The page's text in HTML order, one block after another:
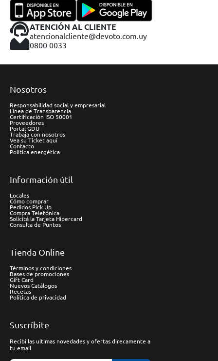
ATENCIÓN AL CLIENTE
atencionalcliente@devoto.com.uy
0800 0033
Nosotros
Responsabilidad social y empresarial
Línea de Transparencia
Certificación ISO 50001
Proveedores
Portal GDU
Trabaja con nosotros
Vea su Ticket aquí
Contacto
Política energética
Información útil
Locales
Cómo comprar
Pedidos Pick Up
Compra Telefónica
Solicitá la Tarjeta Hipercard
Consulta de Puntos
Tienda Online
Términos y condiciones
Bases de promociones
Gift Card
Nuevos Catálogos
Recetas
Política de privacidad
Suscríbite
Recibí las ultimas novedades y ofertas direcamente a
tu email